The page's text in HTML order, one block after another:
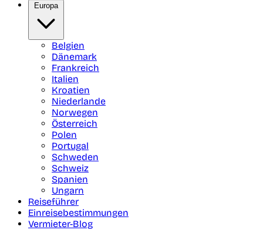
Europa
Belgien
Dänemark
Frankreich
Italien
Kroatien
Niederlande
Norwegen
Österreich
Polen
Portugal
Schweden
Schweiz
Spanien
Ungarn
Reiseführer
Einreisebestimmungen
Vermieter-Blog